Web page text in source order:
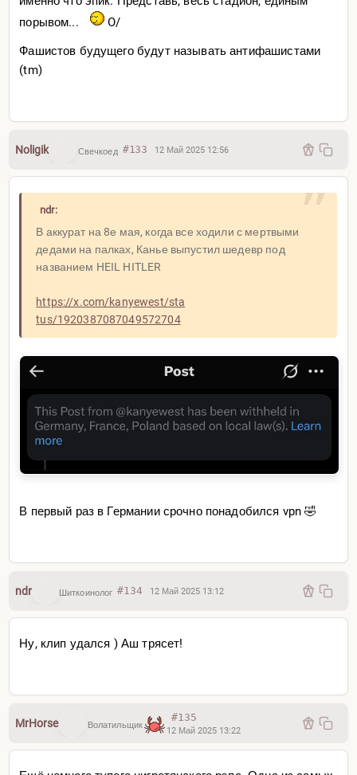
порывом...
O/
Фашистов будущего будут называть антифашистами
(tm)
Noligik Свечкоед #133 12 Май 2025 12:56
ndr:
В аккурат на 8е мая, когда все ходили с мертвыми
дедами на палках, Канье выпустил шедевр под
названием HEIL HITLER
https://x.com/kanyewest/sta
tus/1920387087049572704
В первый раз в Германии срочно понадобился vpn 🤣
ndr Шиткоинолог #134 12 Май 2025 13:12
Ну, клип удался ) Аш трясет!
MrHorse Волатильщик
#135
12 Май 2025 13:22